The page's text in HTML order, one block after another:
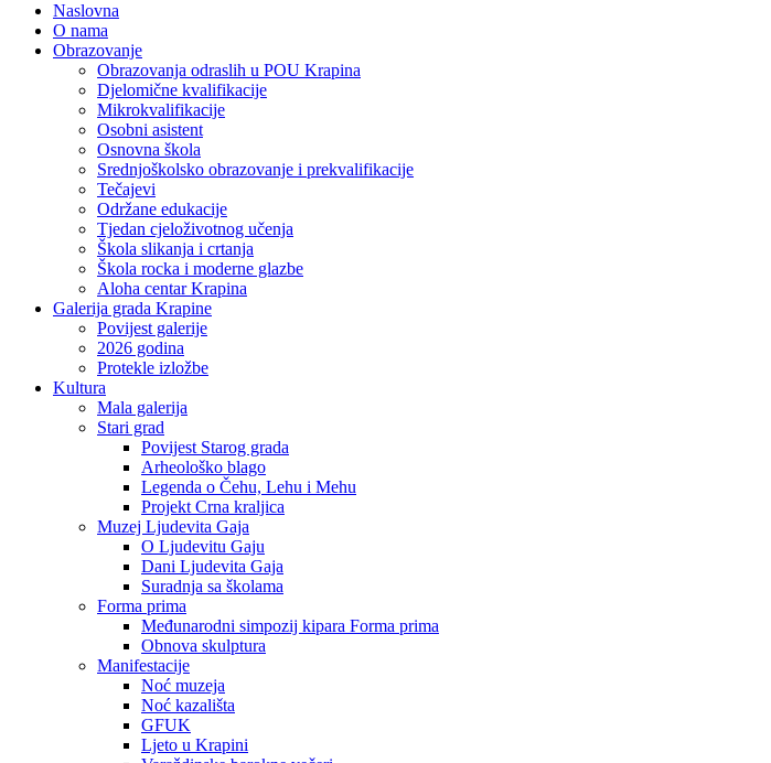
Naslovna
O nama
Obrazovanje
Obrazovanja odraslih u POU Krapina
Djelomične kvalifikacije
Mikrokvalifikacije
Osobni asistent
Osnovna škola
Srednjoškolsko obrazovanje i prekvalifikacije
Tečajevi
Održane edukacije
Tjedan cjeloživotnog učenja
Škola slikanja i crtanja
Škola rocka i moderne glazbe
Aloha centar Krapina
Galerija grada Krapine
Povijest galerije
2026 godina
Protekle izložbe
Kultura
Mala galerija
Stari grad
Povijest Starog grada
Arheološko blago
Legenda o Čehu, Lehu i Mehu
Projekt Crna kraljica
Muzej Ljudevita Gaja
O Ljudevitu Gaju
Dani Ljudevita Gaja
Suradnja sa školama
Forma prima
Međunarodni simpozij kipara Forma prima
Obnova skulptura
Manifestacije
Noć muzeja
Noć kazališta
GFUK
Ljeto u Krapini